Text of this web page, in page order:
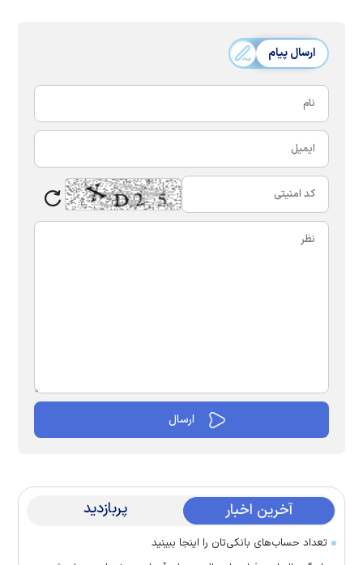
ارسال پیام
آخرین اخبار پربازدید
تعداد حساب‌های بانکی‌تان را اینجا ببینید